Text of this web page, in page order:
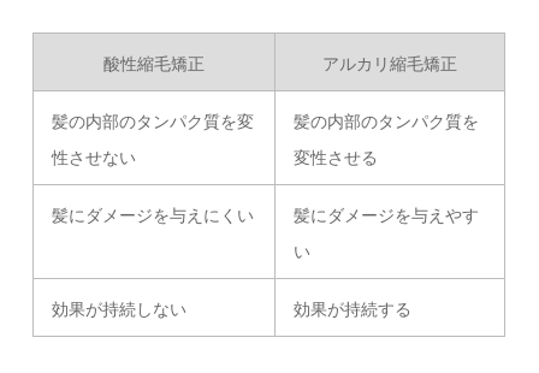
酸性縮毛矯正 アルカリ縮毛矯正
髪の内部のタンパク質を変
性させない
髪の内部のタンパク質を
変性させる
髪にダメージを与えにくい
髪にダメージを与えやす
い
効果が持続しない 効果が持続する